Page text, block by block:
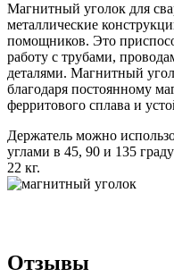
Магнитный уголок для
металлические
помощников. Это
работу с трубами,
деталями. Магнитный
благодаря постоянному
ферритового сплава и
Держатель можно
углами в 45, 90 и 135
22 кг.
Отзывы